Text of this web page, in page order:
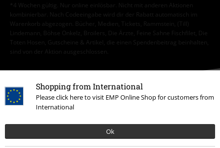
Shopping from International
Please click here to visit EMP Online Shop for customers from
International
Ok
*4 Wochen gültig. Nur online einlösbar. Nicht mit anderen Aktionen
kombinierbar. Nach Codeeingabe wird dir der Rabatt automatisch im
Warenkorb abgezogen. Bücher, Medien, Tickets, Rammstein, (Till)
Lindemann, Böhse Onkelz, Broilers, Die Ärzte, Feine Sahne Fischfilet, Die
Toten Hosen, Gutscheine & Artikel, die einen Spendenbeitrag beinhalten,
sind von der Aktion ausgeschlossen.
Unser Kundenservice ist für dich da
Ja, unser Kundenservice ist heute wieder erreichbar von 08:00 Uhr bis
18:00 Uhr.Mehr Infos